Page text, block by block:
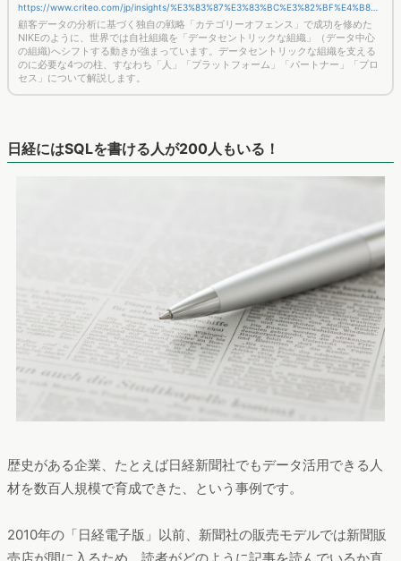
https://www.criteo.com/jp/insights/%E3%83%87%E3%83%BC%E3%82%BF%E4%B8%
AD%E5%BF%83%E3%81%AE%E7%B5%84%E7%B9%94%E3%82%92%E6%94%AF%E3%
81%88%E3%82%8B4%E3%81%A4%E3%81%AE%E6%9F%B1/
顧客データの分析に基づく独自の戦略「カテゴリーオフェンス」で成功を修めた
NIKEのように、世界では自社組織を「データセントリックな組織」（データ中心
の組織)へシフトする動きが強まっています。データセントリックな組織を支える
のに必要な4つの柱、すなわち「人」「プラットフォーム」「パートナー」「プロ
セス」について解説します。
日経にはSQLを書ける人が200人もいる！
歴史がある企業、たとえば日経新聞社でもデータ活用できる人
材を数百人規模で育成できた、という事例です。
2010年の「日経電子版」以前、新聞社の販売モデルでは新聞販
売店が間に入るため、読者がどのように記事を読んでいるか直